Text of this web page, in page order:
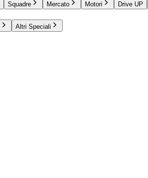
Squadre Mercato Motori Drive UP
Altri Speciali